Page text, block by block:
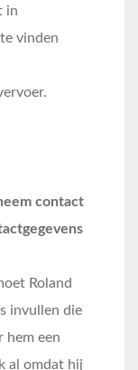
in
vinden
contact
Roland
invullen die
hem een
al omdat hij